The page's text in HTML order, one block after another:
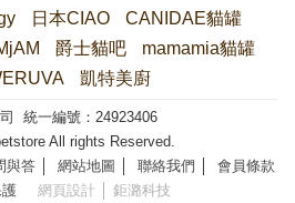
日本CIAO
CANIDAE貓罐
爵士貓吧
mamamia貓罐
凱特美廚
統一編號：24923406
All rights Reserved.
與答 網站地圖 聯絡我們
會員條款
網頁設計 │ 鉅潞科技